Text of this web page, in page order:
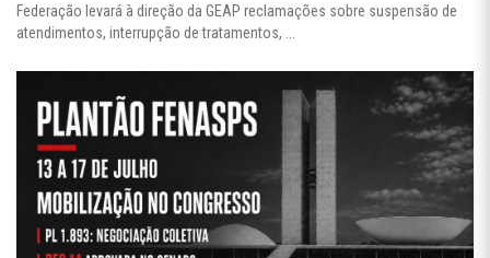
Federação levará à direção da GEAP reclamações sobre suspensão de
atendimentos, interrupção de tratamentos, ...